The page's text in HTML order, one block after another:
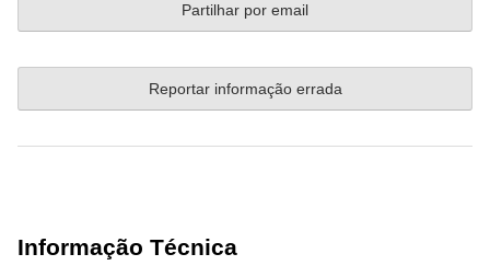
Partilhar por email
Reportar informação errada
Informação Técnica